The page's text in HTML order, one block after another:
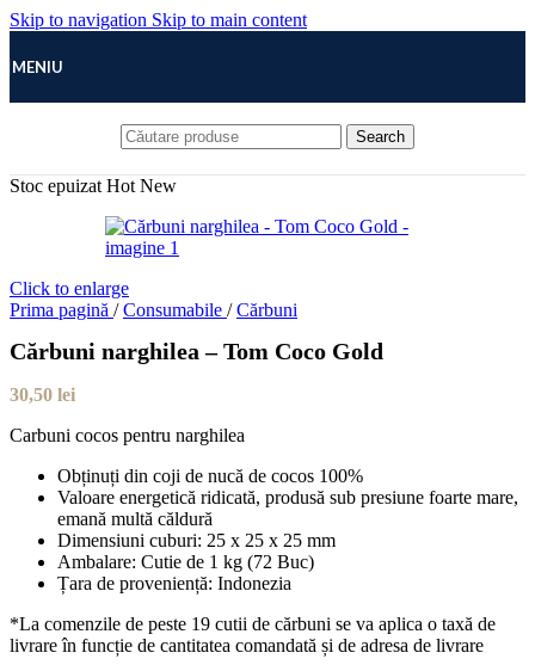
Skip to navigation Skip to main content
MENIU
Search
Stoc epuizat Hot New
Click to enlarge
Prima pagină / Consumabile / Cărbuni
Cărbuni narghilea – Tom Coco Gold
30,50 lei
Carbuni cocos pentru narghilea
Obținuți din coji de nucă de cocos 100%
Valoare energetică ridicată, produsă sub presiune foarte mare,
emană multă căldură
Dimensiuni cuburi: 25 x 25 x 25 mm
Ambalare: Cutie de 1 kg (72 Buc)
Țara de proveniență: Indonezia
*La comenzile de peste 19 cutii de cărbuni se va aplica o taxă de
livrare în funcție de cantitatea comandată și de adresa de livrare